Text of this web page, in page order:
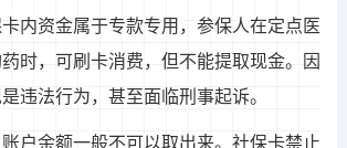
内资金属于专款专用，参保人在定点医
时，可刷卡消费，但不能提取现金。因
违法行为，甚至面临刑事起诉。
户余额一般不可以取出来。社保卡禁止